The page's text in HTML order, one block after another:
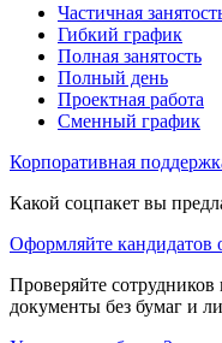
Частичная
Гибкий график
Полная занятость
Полный день
Проектная работа
Сменный график
Корпоративная
Какой соцпакет вы
Оформляйте кандидатов
Проверяйте
документы без бумаг и